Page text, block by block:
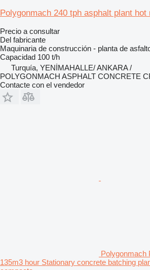
Polygonmach 240 tph asphalt plant
Precio a consultar
Del fabricante
Maquinaria de construcción - planta de
Capacidad 100 t/h
Turquía, YENİMAHALLE/ ANKARA /
POLYGONMACH ASPHALT CONCRETE
Contacte con el vendedor
Polygonmach
135m3 hour Stationary concrete batching